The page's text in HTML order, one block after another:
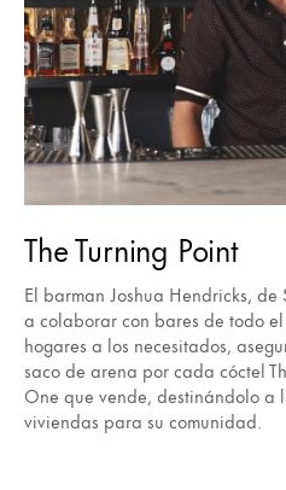
The Turning Point
El barman Joshua Hendricks,
a colaborar con bares de todo
hogares a los necesitados,
saco de arena por cada cóctel
One que vende, destinándolo a
viviendas para su comunidad.